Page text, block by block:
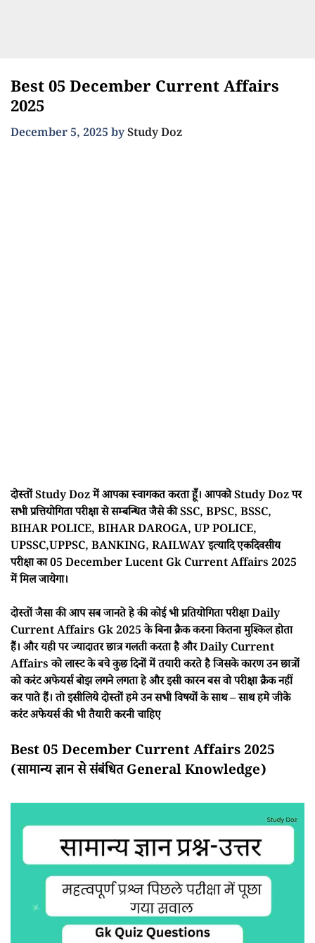
Best 05 December Current Affairs
2025
December 5, 2025 byStudy Doz
दोस्तों Study Doz में आपका स्वागकत करता हूँ। आपको Study Doz पर
सभी प्रत्तियोगिता परीक्षा से सम्बन्धित जैसे की SSC, BPSC, BSSC,
BIHAR POLICE, BIHAR DAROGA, UP POLICE,
UPSSC,UPPSC, BANKING, RAILWAY इत्यादि एकदिवसीय
परीक्षा का 05 December Lucent Gk Current Affairs 2025
में मिल जायेगा।
दोस्तों जैसा की आप सब जानते हे की कोई भी प्रतियोगिता परीक्षा Daily
Current Affairs Gk 2025 के बिना क्रैक करना कितना मुश्किल होता
हैं। और यही पर ज्यादातर छात्र गलती करता है और Daily Current
Affairs को लास्ट के बचे कुछ दिनों में तयारी करते है जिसके कारण उन छात्रों
को करंट अफेयर्स बोझ लगने लगता हे और इसी कारन बस वो परीक्षा क्रैक नहीं
कर पाते हैं। तो इसीलिये दोस्तों हमे उन सभी विषयों के साथ – साथ हमे जीके
करंट अफेयर्स की भी तैयारी करनी चाहिए
Best 05 December Current Affairs 2025
(सामान्य ज्ञान से संबंधित General Knowledge)